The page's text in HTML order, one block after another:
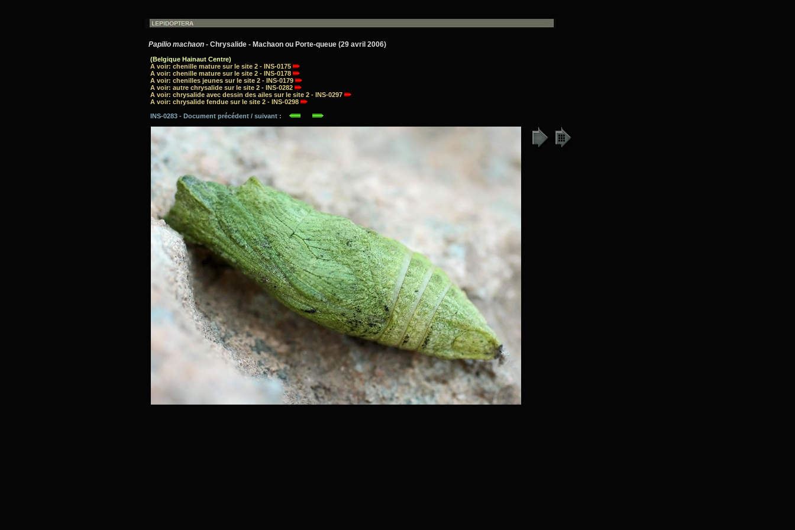
Papilio machaon - Chrysalide - Machaon ou Porte-queue (29 avril 2006)
(Belgique Hainaut Centre)
A voir: chenille mature sur le site 2 - INS-0175
A voir: chenille mature sur le site 2 - INS-0178
A voir: chenilles jeunes sur le site 2 - INS-0179
A voir: autre chrysalide sur le site 2 - INS-0282
A voir: chrysalide avec dessin des ailes sur le site 2 - INS-0297
A voir: chrysalide fendue sur le site 2 - INS-0298
INS-0283 - Document précédent / suivant :